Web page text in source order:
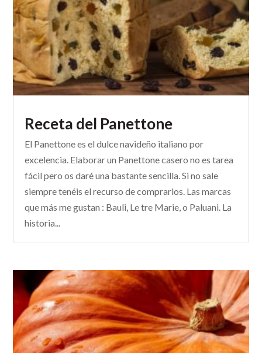
Receta del Panettone
El Panettone es el dulce navideño italiano por
excelencia. Elaborar un Panettone casero no es tarea
fácil pero os daré una bastante sencilla. Si no sale
siempre tenéis el recurso de comprarlos. Las marcas
que más me gustan : Bauli, Le tre Marie, o Paluani. La
historia...